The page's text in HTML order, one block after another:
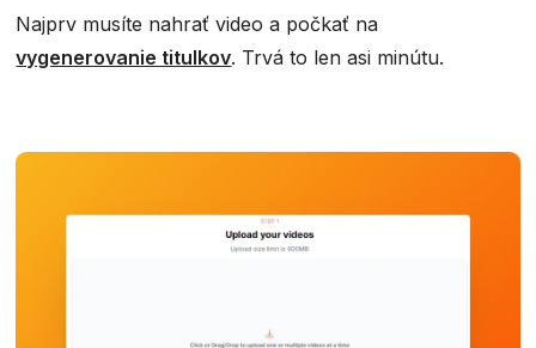
Najprv musíte nahrať video a počkať na
vygenerovanie titulkov. Trvá to len asi minútu.